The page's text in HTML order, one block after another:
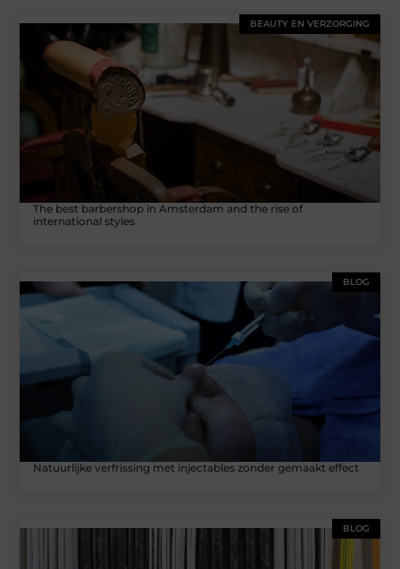
BEAUTY EN VERZORGING
The best barbershop in Amsterdam and the rise of
international styles
BLOG
Natuurlijke verfrissing met injectables zonder gemaakt effect
BLOG